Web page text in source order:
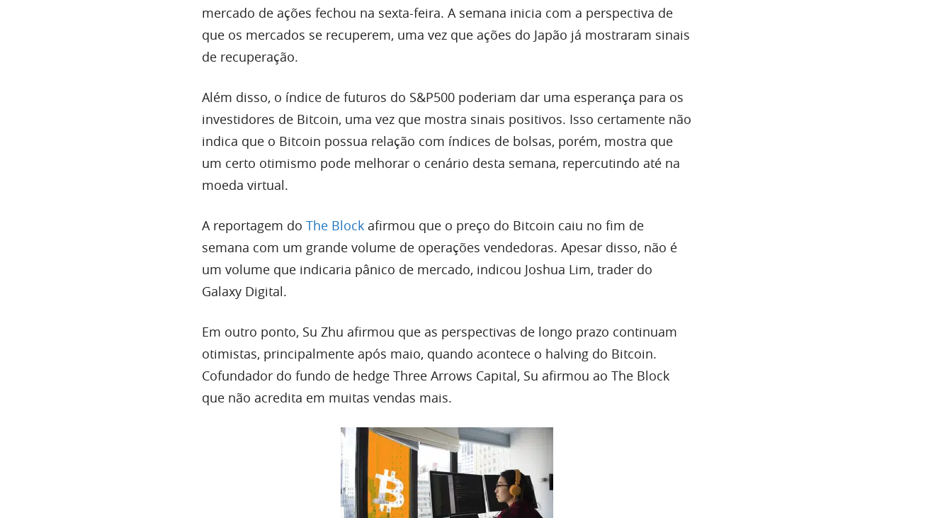
mercado de ações fechou na sexta-feira. A semana inicia com a perspectiva de
que os mercados se recuperem, uma vez que ações do Japão já mostraram sinais
de recuperação.
Além disso, o índice de futuros do S&P500 poderiam dar uma esperança para os
investidores de Bitcoin, uma vez que mostra sinais positivos. Isso certamente não
indica que o Bitcoin possua relação com índices de bolsas, porém, mostra que
um certo otimismo pode melhorar o cenário desta semana, repercutindo até na
moeda virtual.
A reportagem do The Block afirmou que o preço do Bitcoin caiu no fim de
semana com um grande volume de operações vendedoras. Apesar disso, não é
um volume que indicaria pânico de mercado, indicou Joshua Lim, trader do
Galaxy Digital.
Em outro ponto, Su Zhu afirmou que as perspectivas de longo prazo continuam
otimistas, principalmente após maio, quando acontece o halving do Bitcoin.
Cofundador do fundo de hedge Three Arrows Capital, Su afirmou ao The Block
que não acredita em muitas vendas mais.